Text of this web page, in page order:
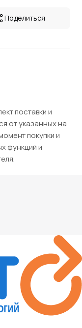
Поделиться
поставки и
от указанных на
покупки и
функций и